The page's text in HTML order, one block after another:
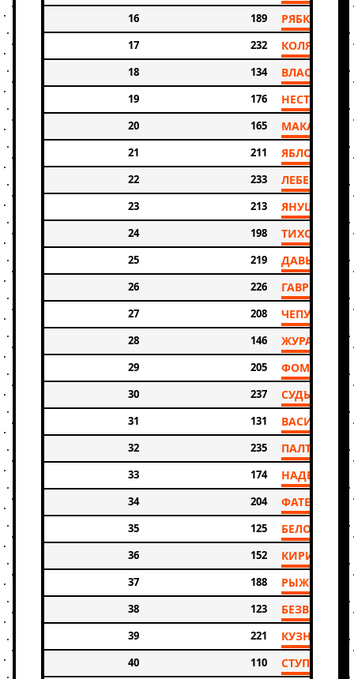
16 189 РЯБКОВ
17 232 КОЛЯ STATE
18 134 ВЛАСОВ
19 176 НЕСТЕРОВ
20 165
21 211 ЯБЛОЧНЮК
22 233 ЛЕБЕДЕВ
23 213
24 198 ТИХОНОВ
25 219 ДАВЫДОВ
26 226 ГАВРИЛОВ
27 208 ЧЕПУРИН
28 146 ЖУРАВЛЕВ
29 205 ФОМИН
30 237 СУДЬИН
31 131 ВАСИЛЬЕВ
32 235 ПАЛТУСОВ
33 174 НАДЕЛКО
34 204 ФАТЕЕВ
35 125
36 152
37 188 РЫЖКОВ
38 123 БЕЗВЕРХИЙ
39 221 КУЗНЕЦОВ
40 110 СТУПИНА